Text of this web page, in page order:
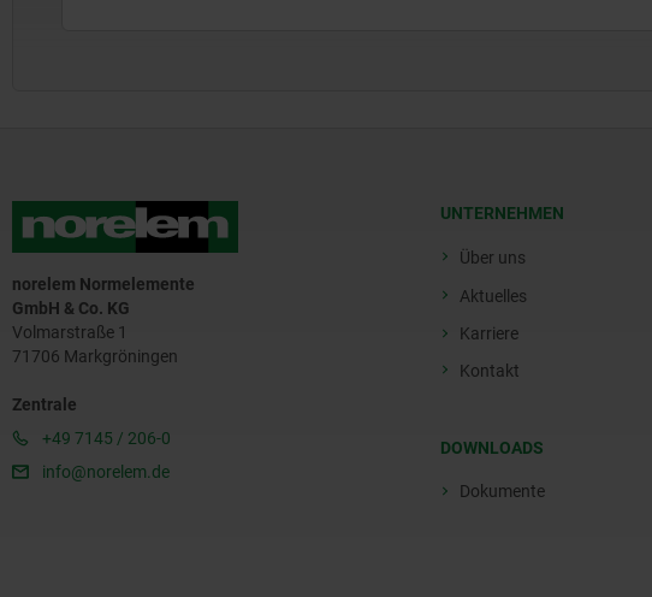
norelem Normelemente
GmbH & Co. KG
Volmarstraße 1
71706 Markgröningen
Zentrale
+49 7145 / 206-0
info@norelem.de
UNTERNEHMEN
Über uns
Aktuelles
Karriere
Kontakt
DOWNLOADS
Dokumente